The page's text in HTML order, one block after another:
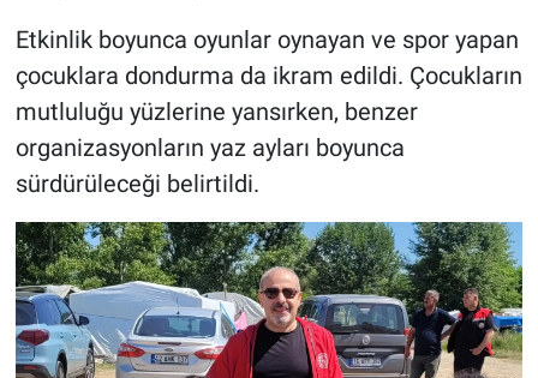
Etkinlik boyunca oyunlar oynayan ve spor yapan
çocuklara dondurma da ikram edildi. Çocukların
mutluluğu yüzlerine yansırken, benzer
organizasyonların yaz ayları boyunca
sürdürüleceği belirtildi.